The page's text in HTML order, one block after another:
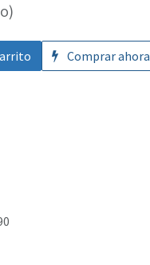
Comprar ahora